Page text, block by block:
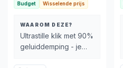
Budget Wisselende prijs
WAAROM DEZE?
Ultrastille klik met 90%
geluiddemping - je